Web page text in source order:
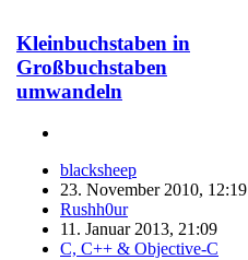
Kleinbuchstaben in
Großbuchstaben
umwandeln
blacksheep
23. November 2010, 12:19
Rushh0ur
11. Januar 2013, 21:09
C, C++ & Objective-C